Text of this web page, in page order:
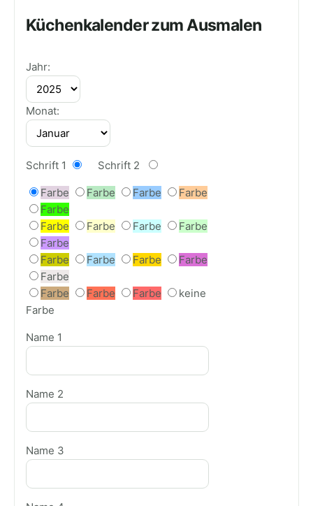
Küchenkalender zum Ausmalen
Jahr:
Monat:
Schrift 1 Schrift 2
Farbe Farbe Farbe
Farbe
Farbe
Farbe
Farbe Farbe
Farbe
Farbe
Farbe
Farbe Farbe
Farbe
Farbe
Farbe
Farbe Farbe
keine
Farbe
Name 1
Name 2
Name 3